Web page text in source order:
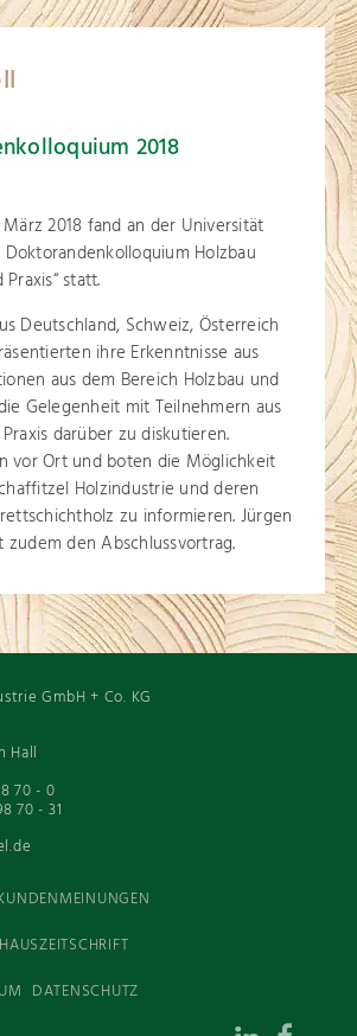
2018
2018 fand an der Universität
Holzbau
statt.
Deutschland, Schweiz, Österreich
ihre Erkenntnisse aus
aus dem Bereich Holzbau und
Gelegenheit mit Teilnehmern aus
darüber zu diskutieren.
vor Ort und boten die Möglichkeit
Holzindustrie und deren
zu informieren. Jürgen
den Abschlussvortrag.
GmbH + Co. KG
Hall
70 - 0
70 - 31
DATENSCHUTZ